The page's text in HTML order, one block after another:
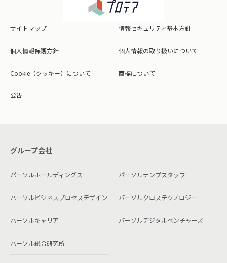
サイトマップ 情報セキュリティ基本方針
個人情報保護方針 個人情報の取り扱いについて
Cookie（クッキー）について 商標について
公告
グループ会社
パーソルホールディングス パーソルテンプスタッフ
パーソルビジネスプロセスデザイン パーソルクロステクノロジー
パーソルキャリア パーソルデジタルベンチャーズ
パーソル総合研究所